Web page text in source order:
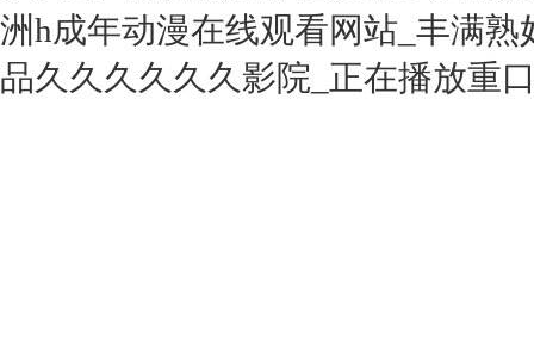
洲h成年动漫在线观看网站_丰满
品久久久久久久影院_正在播放重